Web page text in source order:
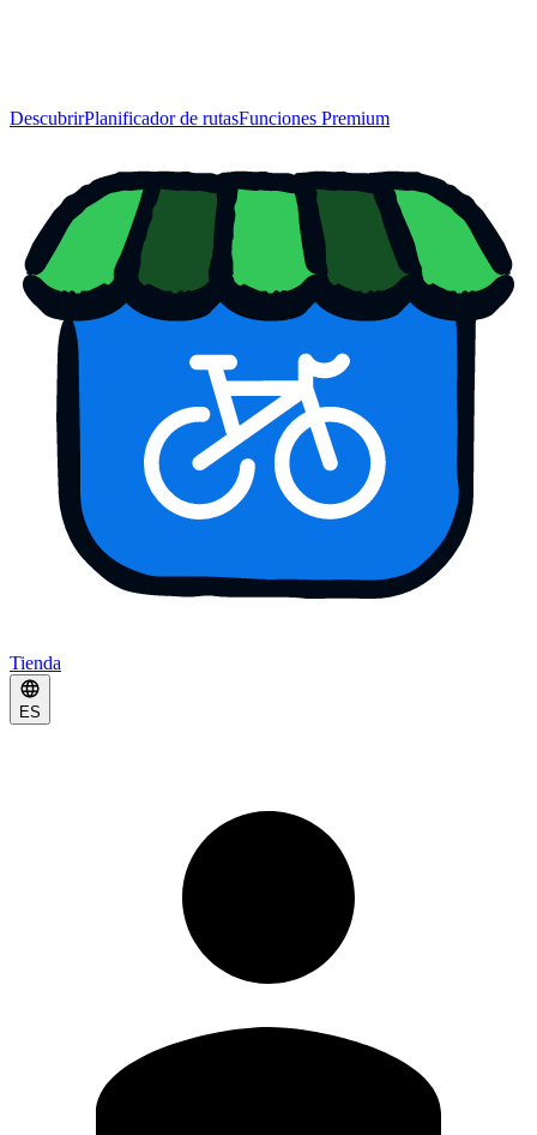
DescubrirPlanificador de rutasFunciones Premium
Tienda
ES